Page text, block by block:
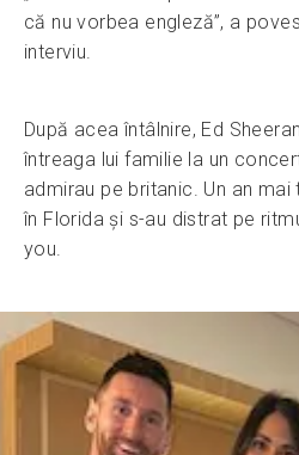
că nu vorbea engleză”, a
interviu.
După acea întâlnire, Ed
întreaga lui familie la un
admirau pe britanic. Un an
în Florida și s-au distrat pe
you.